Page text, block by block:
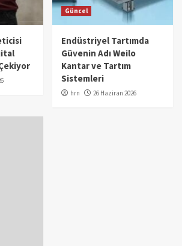
Güncel
Endüstriyel Tartımda
Güvenin Adı Weilo
Kantar ve Tartım
Sistemleri
hrn 26 Haziran 2026